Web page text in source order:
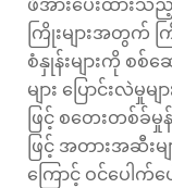
ကြိုးများအတွက် က
စံနှုန်းများကို စ
များ ပြောင်းလဲမှုမ
ဖြင့် စတေးတစ်ခ်မှု
ဖြင့် အတားအဆီး
ကြောင့် ဝင်ပေါက်